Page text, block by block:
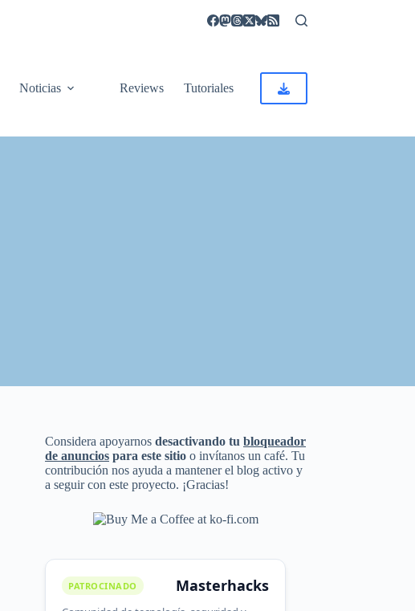
Noticias Reviews Tutoriales
Considera apoyarnosdesactivando tubloqueador
de anuncios para este sitio o invítanos un café. Tu
contribución nos ayuda a mantener el blog activo y
a seguir con este proyecto. ¡Gracias!
PATROCINADO Masterhacks